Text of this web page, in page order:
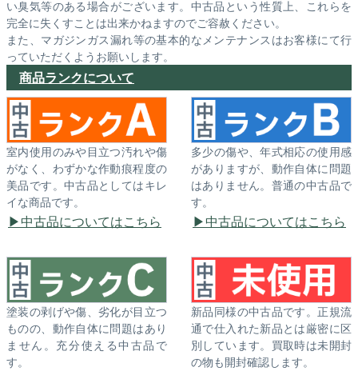
い臭気等のある場合がございます。中古品という性質上、これらを
完全に失くすことは出来かねますのでご容赦ください。
また、マガジンガス漏れ等の基本的なメンテナンスはお客様にて行
っていただくようお願いします。
商品ランクについて
室内使用のみや目立つ汚れや傷
がなく、わずかな作動痕程度の
美品です。中古品としてはキレ
イな商品です。
中古品についてはこちら
多少の傷や、年式相応の使用感
がありますが、動作自体に問題
はありません。普通の中古品で
す。
中古品についてはこちら
塗装の剥げや傷、劣化が目立つ
ものの、動作自体に問題はあり
ません。充分使える中古品で
す。
新品同様の中古品です。正規流
通で仕入れた新品とは厳密に区
別しています。買取時は未開封
の物も開封確認します。